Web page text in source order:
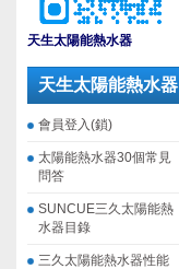
天生太陽能熱水器
天生太陽能熱水器
會員登入(鎖)
太陽能熱水器30個常見
問答
SUNCUE三久太陽能熱
水器目錄
三久太陽能熱水器性能